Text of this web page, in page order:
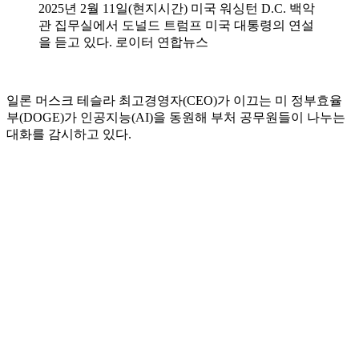
2025년 2월 11일(현지시간) 미국 워싱턴 D.C. 백악
관 집무실에서 도널드 트럼프 미국 대통령의 연설
을 듣고 있다. 로이터 연합뉴스
일론 머스크 테슬라 최고경영자(CEO)가 이끄는 미 정부효율
부(DOGE)가 인공지능(AI)을 동원해 부처 공무원들이 나누는
대화를 감시하고 있다.